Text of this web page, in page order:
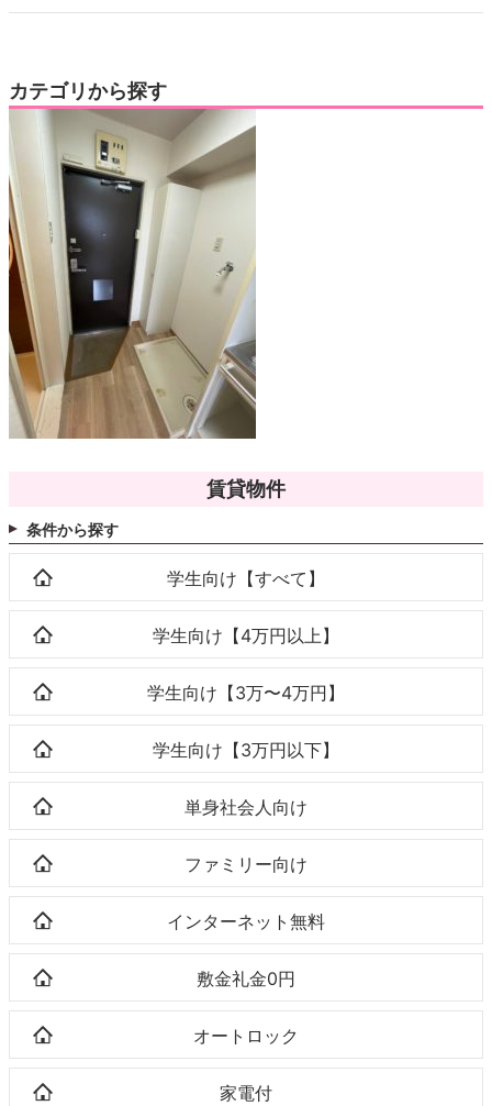
カテゴリから探す
賃貸物件
条件から探す
学生向け【すべて】
学生向け【4万円以上】
学生向け【3万〜4万円】
学生向け【3万円以下】
単身社会人向け
ファミリー向け
インターネット無料
敷金礼金0円
オートロック
家電付